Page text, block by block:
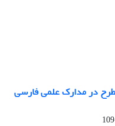
در مدارک علمی فارسی